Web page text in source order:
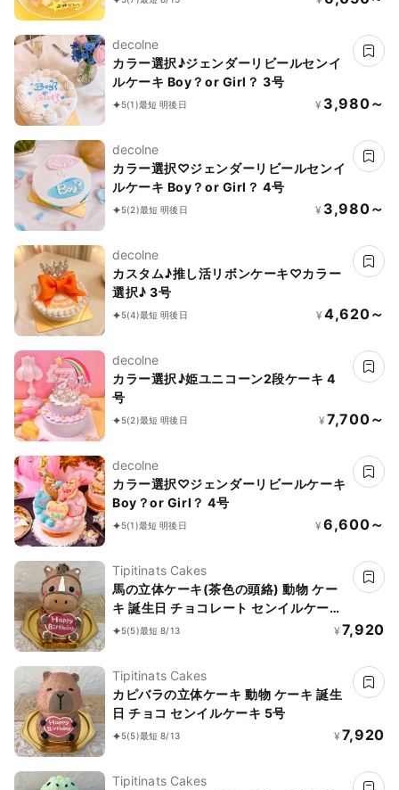
decolne
カラー選択♪ジェンダーリビールセンイ
ルケーキ Boy？or Girl？ 3号
5(1)最短 明後日 ¥ 3,980～
decolne
カラー選択♡ジェンダーリビールセンイ
ルケーキ Boy？or Girl？ 4号
5(2)最短 明後日 ¥ 3,980～
decolne
カスタム♪推し活リボンケーキ♡カラー
選択♪ 3号
5(4)最短 明後日 ¥ 4,620～
decolne
カラー選択♪姫ユニコーン2段ケーキ 4
号
5(2)最短 明後日 ¥ 7,700～
decolne
カラー選択♡ジェンダーリビールケーキ
Boy？or Girl？ 4号
5(1)最短 明後日 ¥ 6,600～
Tipitinats Cakes
馬の立体ケーキ(茶色の頭絡) 動物 ケー
キ 誕生日 チョコレート センイルケーキ
5号 チョコケーキ
5(5)最短 8/13 ¥ 7,920
Tipitinats Cakes
カピバラの立体ケーキ 動物 ケーキ 誕生
日 チョコ センイルケーキ 5号
5(5)最短 8/13 ¥ 7,920
Tipitinats Cakes